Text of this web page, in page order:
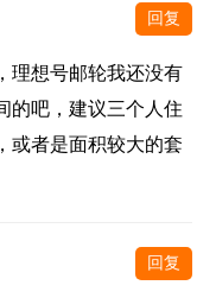
回复
理想号邮轮我还没有
的吧，建议三个人住
或者是面积较大的套
回复